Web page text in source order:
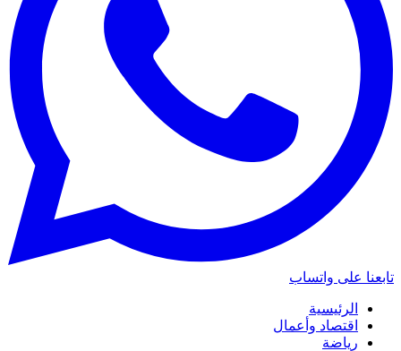
تابعنا على واتساب
الرئيسية
اقتصاد وأعمال
رياضة